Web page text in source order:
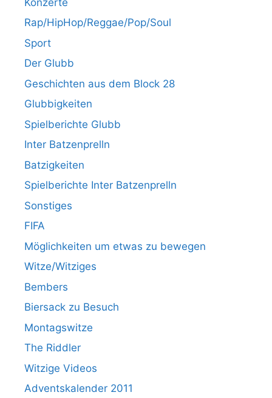
Rap/HipHop/Reggae/Pop/Soul
Sport
Der Glubb
Geschichten aus dem Block 28
Glubbigkeiten
Spielberichte Glubb
Inter Batzenprelln
Batzigkeiten
Spielberichte Inter Batzenprelln
Sonstiges
FIFA
Möglichkeiten um etwas zu bewegen
Witze/Witziges
Bembers
Biersack zu Besuch
Montagswitze
The Riddler
Witzige Videos
Adventskalender 2011